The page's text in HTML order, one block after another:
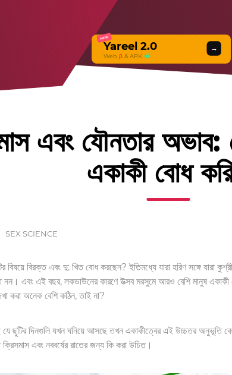
NEW
Yareel 2.0
Web β & APK
→
এবং যৌনতার
একাকী বোধ
SEX SCIENCE
বিষয়ে বিরক্ত এবং দু: খিত বোধ করছেন? ইতিমধ্যে যারা হরিণ সঙ্গে যারা
নন। এবং এই বছর, লকডাউনের কারণে উত্সব মরসুমে আরও বেশি মানুষ
করা অনেক বেশি কঠিন, তাই না?
যে ছুটির দিনগুলি যখন ঘনিয়ে আসছে তখন একাকীত্বের এই উচ্চতর অনুভূতি
এবং নববর্ষের রাতের জন্য কি করা উচিত।